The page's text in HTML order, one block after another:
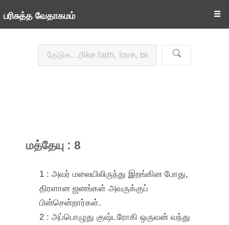
பரிசுத்த வேதாகமம் ☰
மத்தேயு : 8
1 : அவர் மலையிலிருந்து இறங்கின போது,
திரளான ஜனங்கள் அவருக்குப்
பின்சென்றார்கள்.
2 : அப்பொழுது குஷ்டரோகி ஒருவன் வந்து